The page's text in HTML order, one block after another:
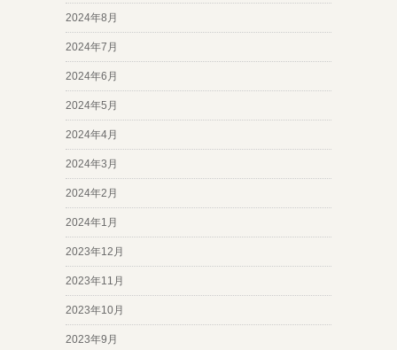
2024年8月
2024年7月
2024年6月
2024年5月
2024年4月
2024年3月
2024年2月
2024年1月
2023年12月
2023年11月
2023年10月
2023年9月